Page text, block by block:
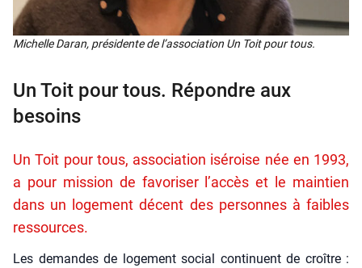
Michelle Daran, pré­si­dente de l’association Un Toit pour tous.
Un Toit pour tous. Répondre aux
besoins
Un Toit pour tous, association iséroise née en 1993,
a pour mission de favoriser l’accès et le maintien
dans un logement décent des personnes à faibles
ressources.
Les demandes de loge­ment social conti­nuent de croître :